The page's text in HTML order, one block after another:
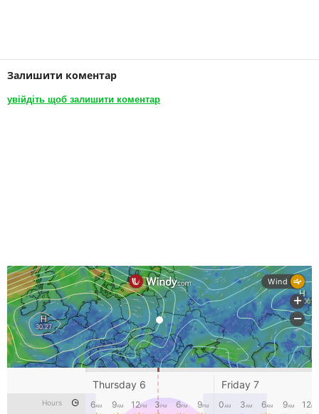
Залишити коментар
увійдіть щоб залишити коментар